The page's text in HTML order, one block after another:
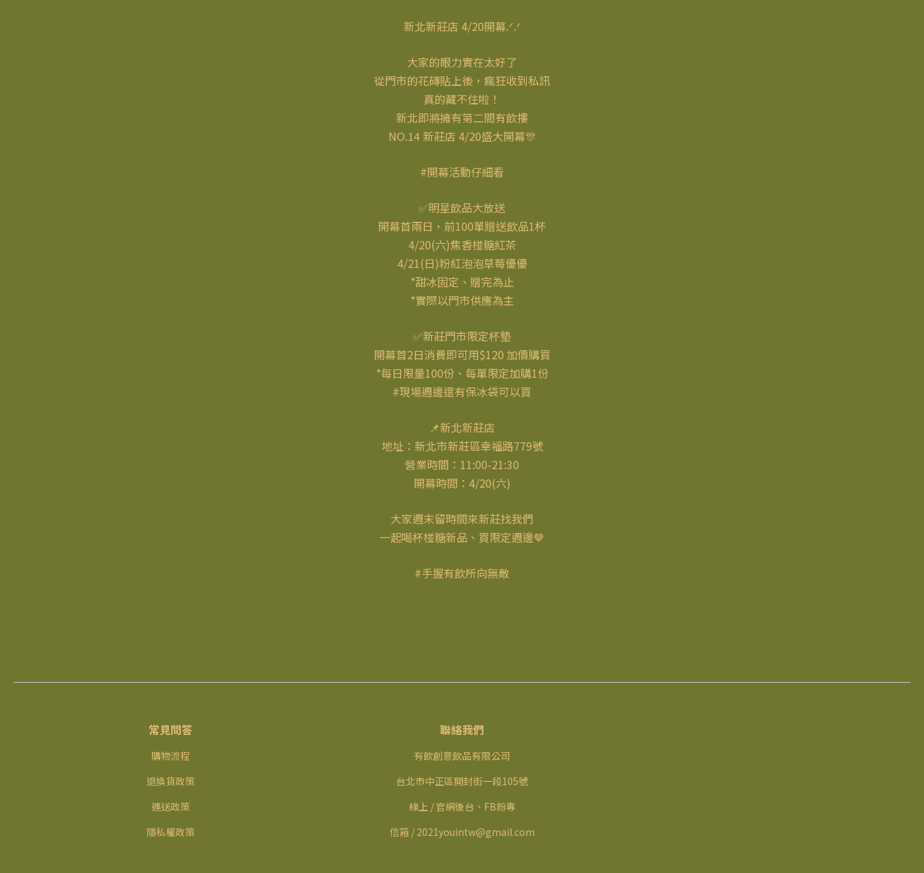
新北新莊店 4/20開幕.ᐟ.ᐟ
大家的眼力實在太好了
從門市的花磚貼上後，瘋狂收到私訊
真的藏不住啦！
新北即將擁有第二間有飲摟
NO.14 新莊店 4/20盛大開幕🎊
#開幕活動仔細看
✅明星飲品大放送
開幕首兩日，前100單贈送飲品1杯
4/20(六)焦香椪糖紅茶
4/21(日)粉紅泡泡草莓優優
*甜冰固定、贈完為止
*實際以門市供應為主
✅新莊門市限定杯墊
開幕首2日消費即可用$120 加價購買
*每日限量100份、每單限定加購1份
#現場週邊還有保冰袋可以買
📌新北新莊店
地址：新北市新莊區幸福路779號
營業時間：11:00-21:30
開幕時間：4/20(六)
大家週末留時間來新莊找我們
一起喝杯椪糖新品、買限定週邊🤎
#手握有飲所向無敵
常見問答
購物流程
退換貨政策
運送政策
隱私權政策
聯絡我們
有飲創意飲品有限公司
台北市中正區開封街一段105號
線上 / 官網後台、FB粉專
信箱 / 2021youintw@gmail.com